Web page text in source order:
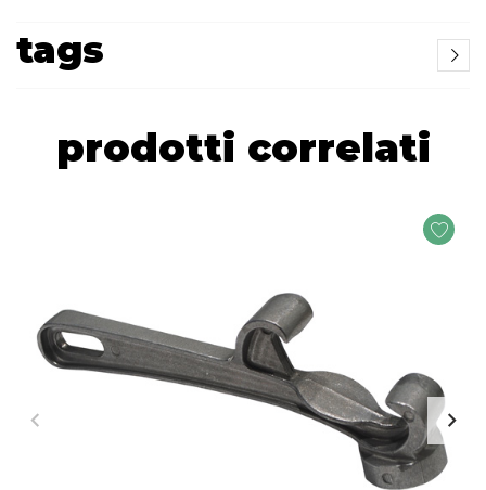
tags
prodotti correlati